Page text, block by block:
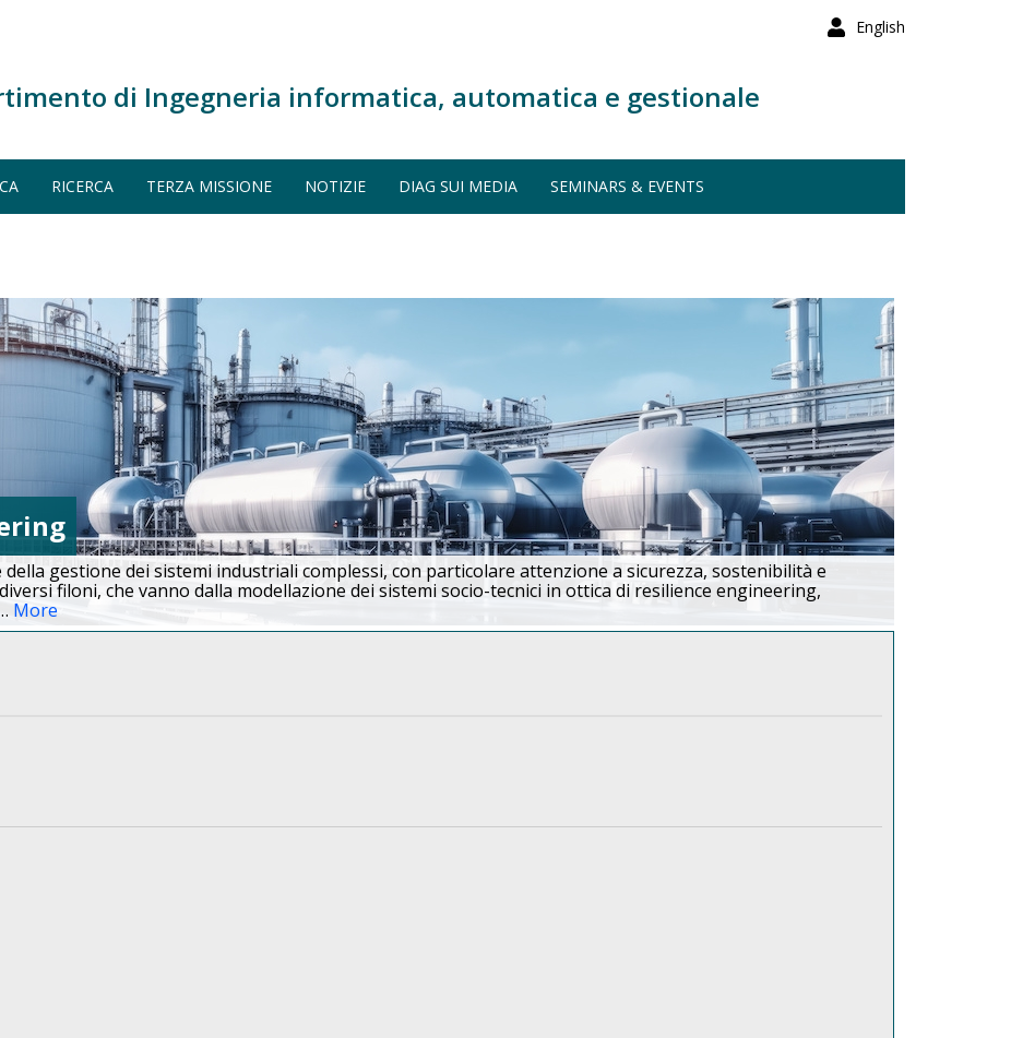
English
di Ingegneria informatica, automatica e gestionale
RICERCA TERZA MISSIONE NOTIZIE DIAG SUI MEDIA SEMINARS & EVENTS
gestione dei sistemi industriali complessi, con particolare attenzione a sicurezza, sostenibilità e
filoni, che vanno dalla modellazione dei sistemi socio-tecnici in ottica di resilience engineering,
More